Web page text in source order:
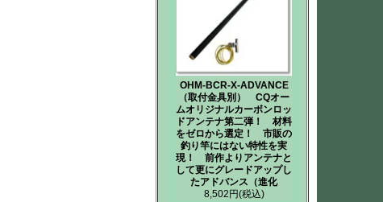
OHM-BCR-X-ADVANCE
（取付金具別） CQオー
ムオリジナルカーボンロッ
ドアンテナ第二弾！ 材料
をゼロから選定！ 市販の
釣り竿にはない特性を実
現！ 前作よりアンテナと
して更にグレードアップし
たアドバンス（進化
8,502円(税込)